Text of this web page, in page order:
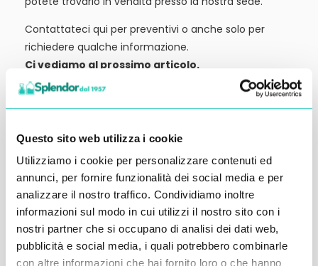
Questo sito web utilizza i cookie
Utilizziamo i cookie per personalizzare contenuti ed
annunci, per fornire funzionalità dei social media e per
analizzare il nostro traffico. Condividiamo inoltre
informazioni sul modo in cui utilizzi il nostro sito con i
nostri partner che si occupano di analisi dei dati web,
pubblicità e social media, i quali potrebbero combinarle
con altre informazioni che hai fornito loro o che hanno
Contattateci qui per preventivi o anche solo per
richiedere qualche informazione.
Ci vediamo al prossimo articolo.
Alessandro Alfonsetti
Inserisci i tuoi dati qui, ti ricontatteremo
entro 48 ore